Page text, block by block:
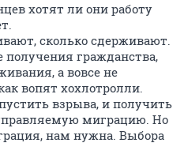
хотят ли они работу
сколько сдерживают.
гражданства,
а вовсе не
вопят хохлотролли.
взрыва, и получить
миграцию. Но
нам нужна. Выбора